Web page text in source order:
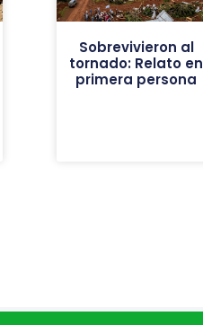
Sobrevivieron al
tornado: Relato en
primera persona